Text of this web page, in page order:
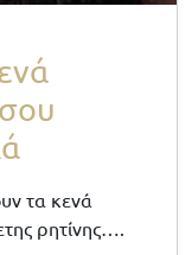
τα κενά
ρητίνης….